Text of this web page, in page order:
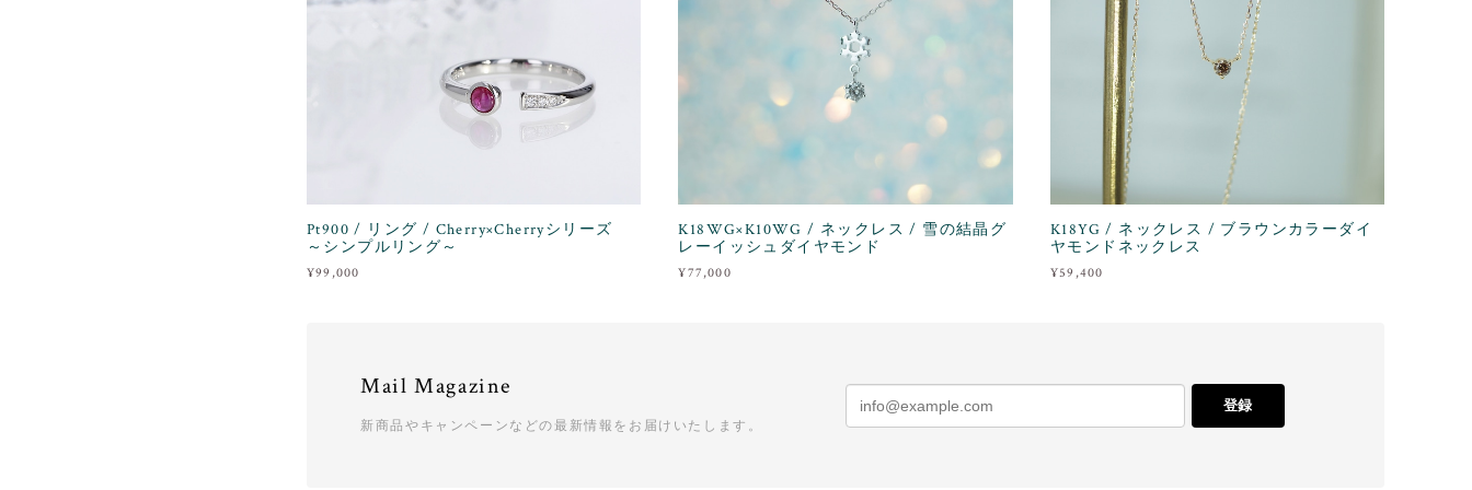
Pt900 / リング / Cherry×Cherryシリーズ
～シンプルリング～
¥99,000
K18WG×K10WG / ネックレス / 雪の結晶グ
レーイッシュダイヤモンド
¥77,000
K18YG / ネックレス / ブラウンカラーダイ
ヤモンドネックレス
¥59,400
Mail Magazine
新商品やキャンペーンなどの最新情報をお届けいたします。
登録